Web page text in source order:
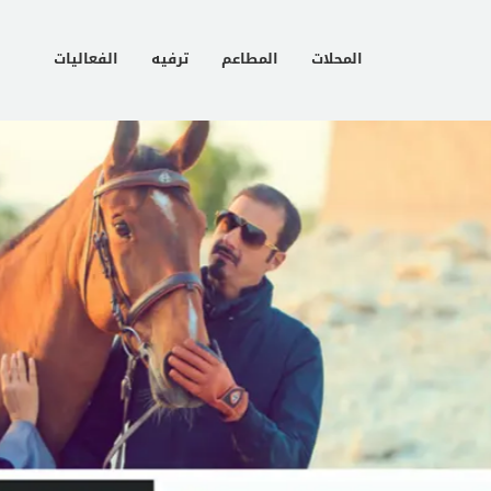
المحلات المطاعم ترفيه الفعاليات